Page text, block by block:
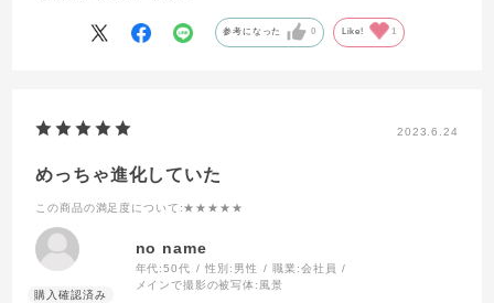
参考になった 0 Like! 1
2023.6.24
めっちゃ進化していた
この商品の満足度について :★★★★★
no name
年代:50代 性別: 男性 職業:会社員
メインで撮影の被写体: 風景